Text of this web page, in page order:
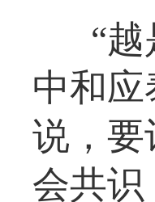
“
中和
说，要
会共